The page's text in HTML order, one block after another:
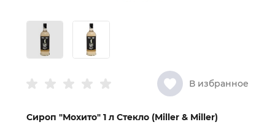
В избранное
Сироп "Мохито" 1 л Стекло (Miller & Miller)